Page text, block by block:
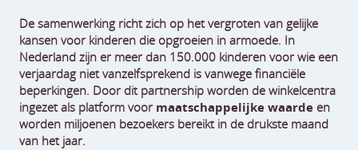
De samenwerking richt zich op het vergroten van gelijke
kansen voor kinderen die opgroeien in armoede. In
Nederland zijn er meer dan 150.000 kinderen voor wie een
verjaardag niet vanzelfsprekend is vanwege financiële
beperkingen. Door dit partnership worden de winkelcentra
ingezet als platform voor maatschappelijke waarde en
worden miljoenen bezoekers bereikt in de drukste maand
van het jaar.